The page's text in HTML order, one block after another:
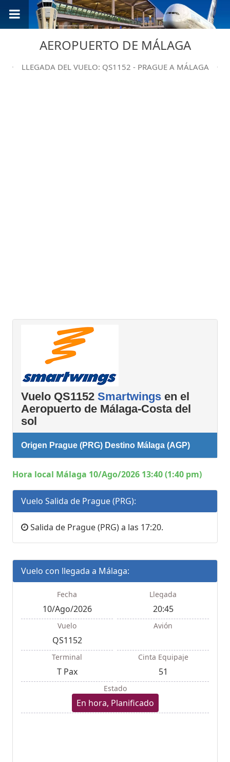
AEROPUERTO DE MÁLAGA
LLEGADA DEL VUELO: QS1152 - PRAGUE A MÁLAGA
Vuelo QS1152 Smartwings en el
Aeropuerto de Málaga-Costa del
sol
Origen Prague (PRG) Destino Málaga (AGP)
Hora local Málaga 10/Ago/2026 13:40 (1:40 pm)
Vuelo Salida de Prague (PRG):
Salida de Prague (PRG) a las 17:20.
Vuelo con llegada a Málaga:
Fecha
10/Ago/2026
Llegada
20:45
Vuelo
QS1152
Avión
Terminal
T Pax
Cinta Equipaje
51
Estado
En hora, Planificado